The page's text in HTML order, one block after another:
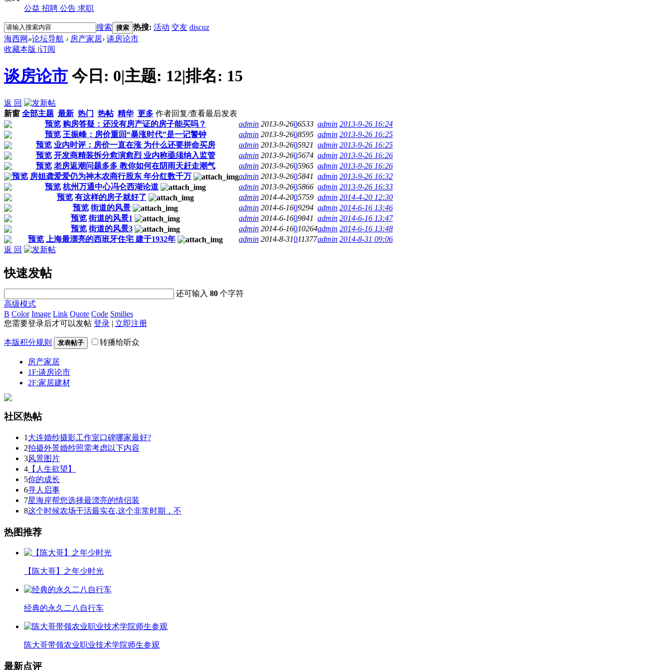
公益 招聘 公告 求职
搜索 搜索 热搜: 活动 交友 discuz
海西网 »论坛导航 › 房产家居› 谈房论市
收藏本版 |订阅
谈房论市 今日: 0|主题: 12|排名: 15
返 回
新窗 全部主题 最新 热门 热帖 精华 更多 作者回复/查看最后发表
预览 购房答疑：还没有房产证的房子能买吗？ admin 2013-9-2606533 admin 2013-9-26 16:24
预览 王振峰：房价重回“暴涨时代”是一记警钟 admin 2013-9-2608595 admin 2013-9-26 16:25
预览 业内时评：房价一直在涨 为什么还要拼命买房 admin 2013-9-2605921 admin 2013-9-26 16:25
预览 开发商精装拆分愈演愈烈 业内称亟须纳入监管 admin 2013-9-2605674 admin 2013-9-26 16:26
预览 老房返潮问题多多 教你如何在阴雨天赶走潮气 admin 2013-9-2605965 admin 2013-9-26 16:26
预览 房姐龚爱爱仍为神木农商行股东 年分红数千万 admin 2013-9-2605841 admin 2013-9-26 16:32
预览 杭州万通中心冯仑西湖论道 admin 2013-9-2605866 admin 2013-9-26 16:33
预览 有这样的房子就好了 admin 2014-4-2005759 admin 2014-4-20 12:30
预览 街道的风景 admin 2014-6-1609294 admin 2014-6-16 13:46
预览 街道的风景1 admin 2014-6-1609841 admin 2014-6-16 13:47
预览 街道的风景3 admin 2014-6-16010264admin 2014-6-16 13:48
预览
上海最漂亮的西班牙住宅 建于1932年 admin 2014-8-31011377admin 2014-8-31 09:06
返 回
快速发帖
还可输入80 个字符
高级模式
B Color Image Link Quote Code Smilies
您需要登录后才可以发帖 登录 | 立即注册
本版积分规则 发表帖子 转播给听众
房产家居
1F:谈房论市
2F:家居建材
社区热帖
1 大连婚纱摄影工作室口碑哪家最好?
2拍摄外景婚纱照需考虑以下内容
3风景图片
4 【人生欲望】
5你的成长
6寻人启事
7星海岸帮您选择最漂亮的情侣装
8这个时候农场干活最实在,这个非常时期，不
热图推荐
【陈大哥】之年少时光
经典的永久二八自行车
陈大哥带领农业职业技术学院师生参观
最新点评